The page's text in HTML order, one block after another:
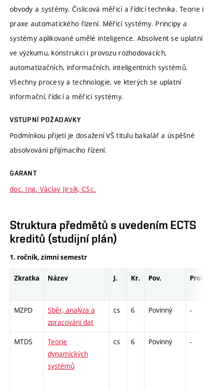
obvody a systémy. Čislicová měřicí a řídicí technika. Teorie i
praxe automatického řízení. Měřicí systémy. Principy a
systémy aplikované umělé inteligence. Absolvent se uplatní
ve výzkumu, konstrukci i provozu rozhodovacích,
automatizačních, informačních, inteligentních systémů.
Všechny procesy a technologie, ve kterých se uplatní
informační, řídicí a měřicí systémy.
VSTUPNÍ POŽADAVKY
Podmínkou přijetí je dosažení VŠ titulu bakalář a úspěšné
absolvování přijímacího řízení.
GARANT
doc. Ing. Václav Jirsík, CSc.
Struktura předmětů s uvedením ECTS
kreditů (studijní plán)
1. ročník, zimní semestr
Zkratka Název J. Kr. Pov. Prof.
MZPD
Sběr, analýza a
zpracování dat
cs 6 Povinný -
MTDS
Teorie
dynamických
systémů
cs 6 Povinný -